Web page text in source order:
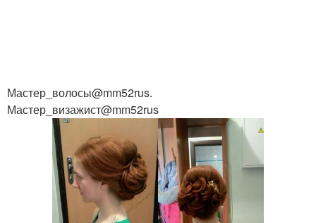
Мастер_волосы@mm52rus.
Мастер_визажист@mm52rus